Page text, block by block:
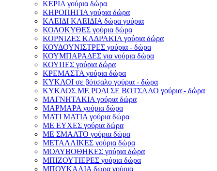
ΚΕΡΙΑ γούρια δώρα
ΚΗΡΟΠΗΓΙΑ γούρια δώρα
ΚΛΕΙΔΙ ΚΛΕΙΔΙΑ δώρα γούρια
ΚΟΛΟΚΥΘΕΣ γούρια δώρα
ΚΟΡΝΙΖΕΣ ΚΑΔΡΑΚΙΑ γούρια δώρα
ΚΟΥΔΟΥΝΙΣΤΡΕΣ γούρια - δώρα
ΚΟΥΜΠΑΡΑΔΕΣ για γούρια δώρα
ΚΟΥΠΕΣ γούρια δώρα
ΚΡΕΜΑΣΤΑ γούρια δώρα
ΚΥΚΛΟΙ σε βότσαλο γούρια - δώρα
ΚΥΚΛΟΣ ΜΕ ΡΟΔΙ ΣΕ ΒΟΤΣΑΛΟ γούρια - δώρα
ΜΑΓΝΗΤΑΚΙΑ γούρια δώρα
ΜΑΡΜΑΡΑ γούρια δώρα
ΜΑΤΙ ΜΑΤΙΑ γούρια δώρα
ΜΕ ΕΥΧΕΣ γούρια δώρα
ΜΕ ΣΜΑΛΤΟ γούρια δώρα
ΜΕΤΑΛΛΙΚΕΣ γούρια δώρα
ΜΟΛΥΒΟΘΗΚΕΣ γούρια δώρα
ΜΠΙΖΟΥΤΙΕΡΕΣ γούρια δώρα
ΜΠΟΥΚΑΛΙΑ δώρα γούρια